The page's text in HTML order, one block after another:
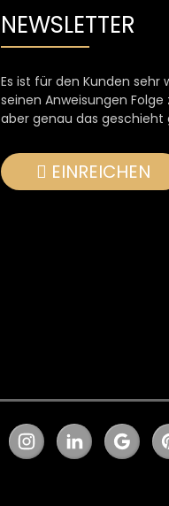
NEWSLETTER
Es ist für den Kunden sehr
seinen Anweisungen Folge
aber genau das geschieht
EINREICHEN